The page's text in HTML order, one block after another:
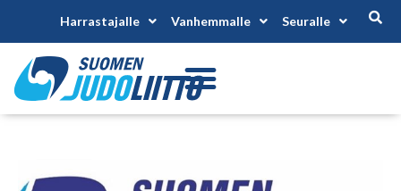
Harrastajalle Vanhemmalle Seuralle